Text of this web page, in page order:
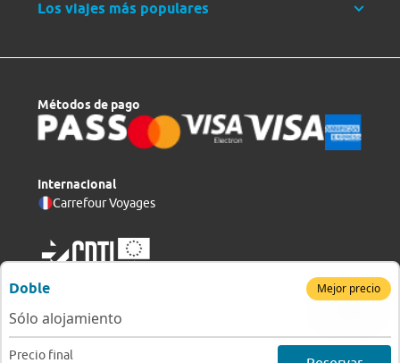
Doble Mejor precio
Sólo alojamiento
Precio final
Los viajes más populares
Métodos de pago
Internacional
Carrefour Voyages